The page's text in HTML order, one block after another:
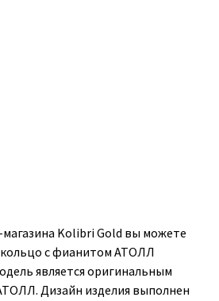
Kolibri Gold вы можете
с фианитом АТОЛЛ
является оригинальным
Дизайн изделия выполнен